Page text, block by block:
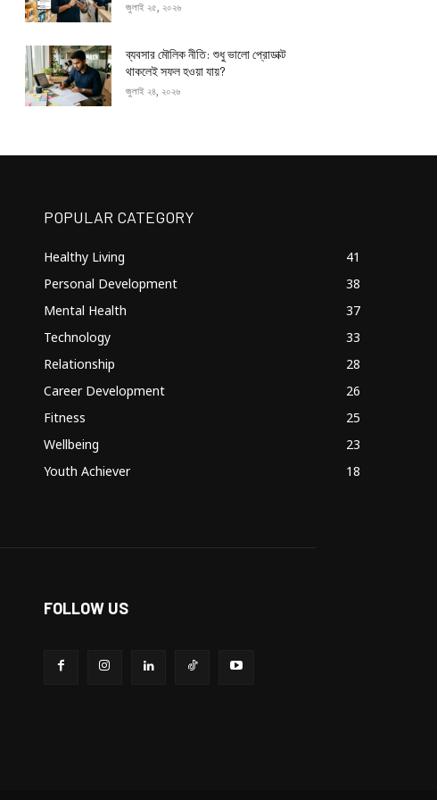
জুলাই ২৫, ২০২৬
ব্যবসার মৌলিক নীতি: শুধু ভালো প্রোডাক্ট
থাকলেই সফল হওয়া যায়?
জুলাই ২৪, ২০২৬
POPULAR CATEGORY
Healthy Living
41
Personal Development
38
Mental Health
37
Technology
33
Relationship
28
Career Development
26
Fitness
25
Wellbeing
23
Youth Achiever
18
FOLLOW US